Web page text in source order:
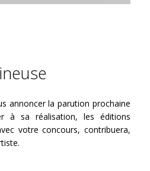
annoncer la parution prochaine
à sa réalisation, les éditions
votre concours, contribuera,